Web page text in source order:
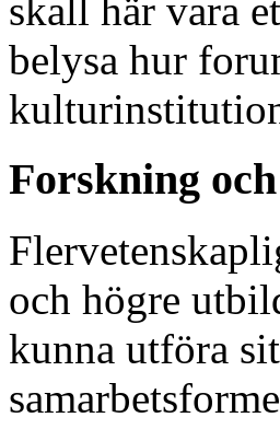
skall här vara
belysa hur
Forskning
och högre
kunna utföra